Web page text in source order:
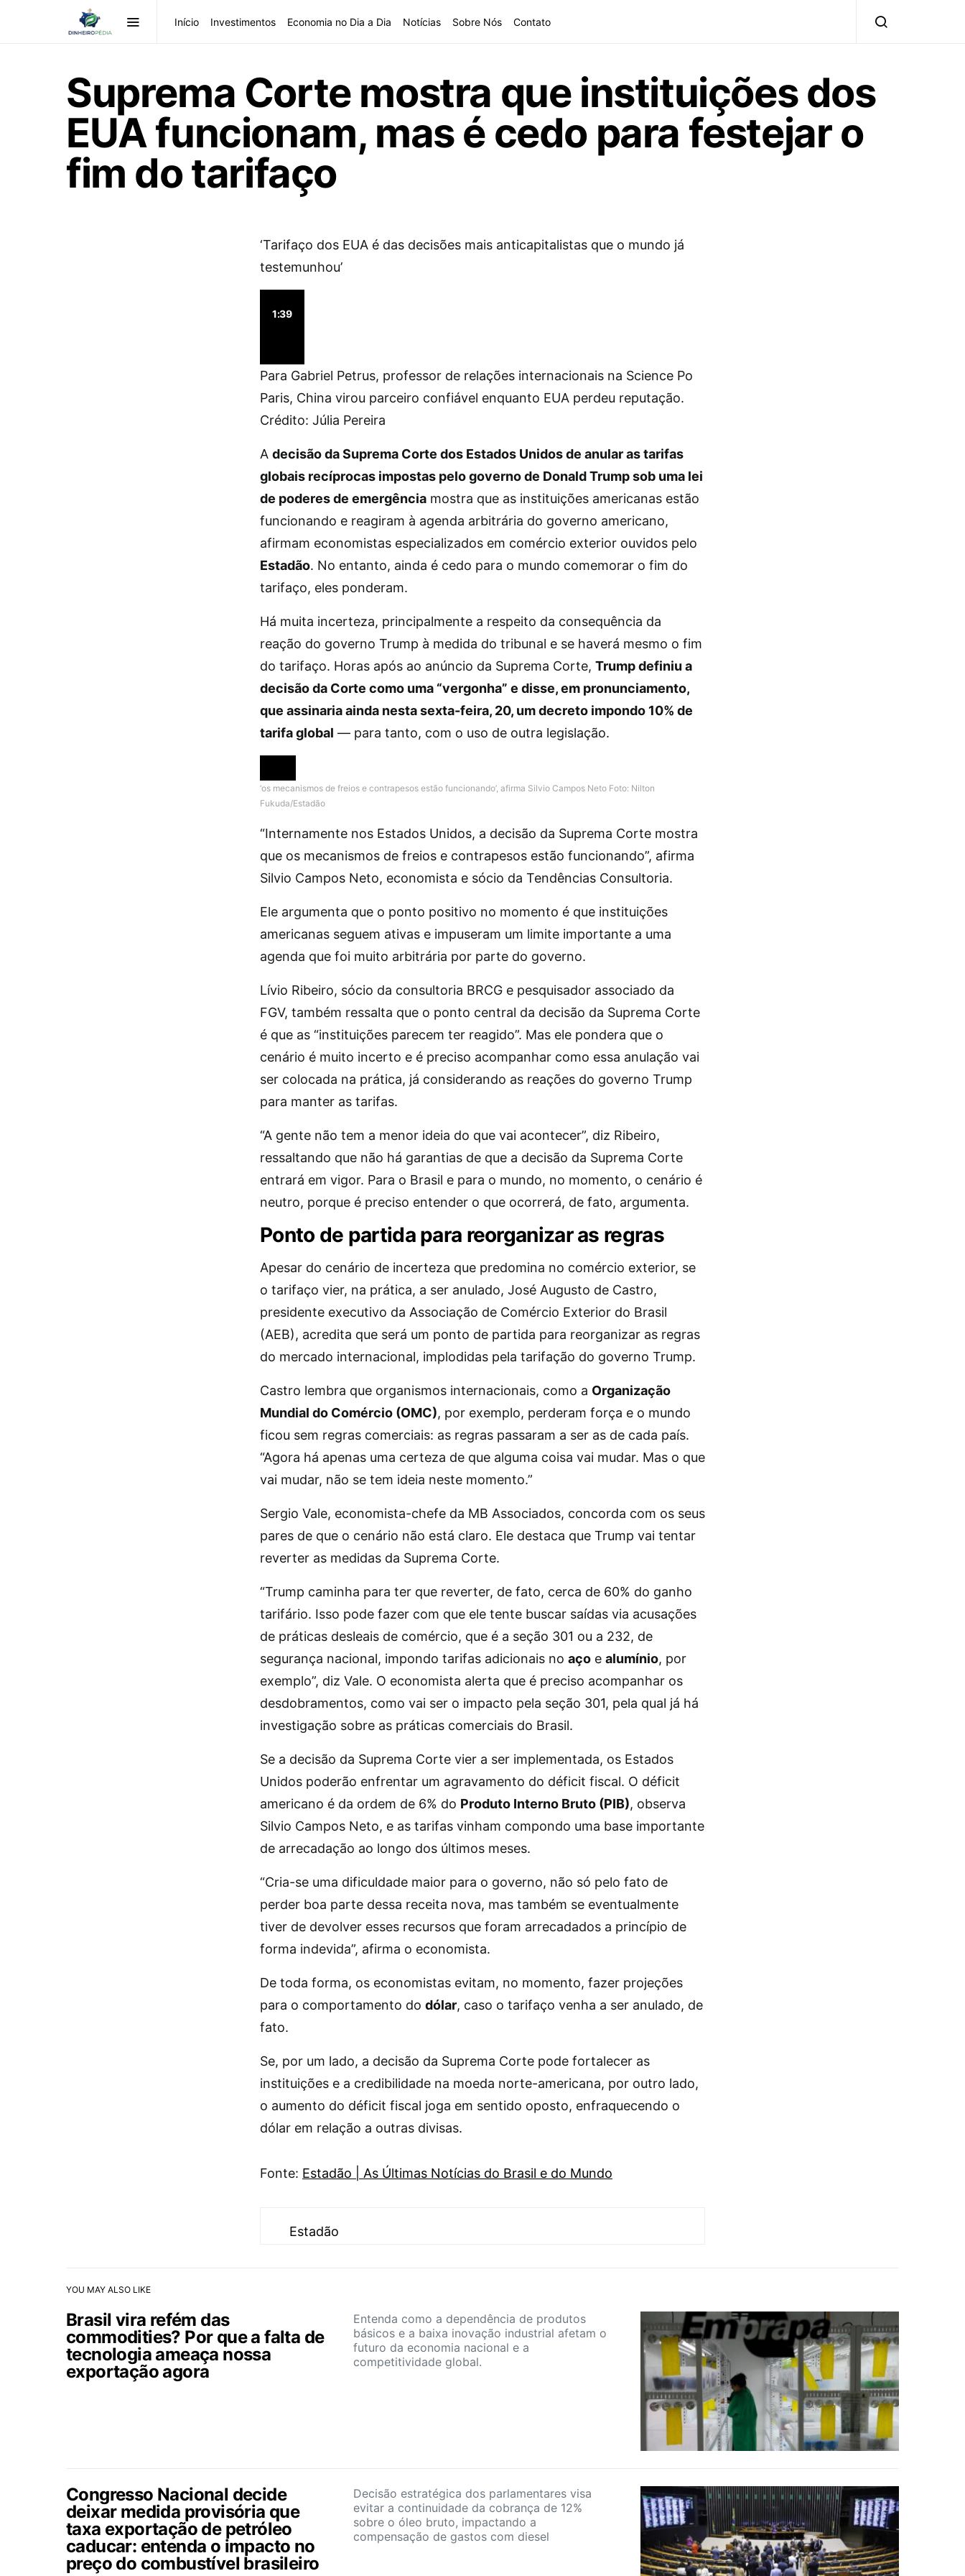
Início Investimentos Economia no Dia a Dia Notícias Sobre Nós Contato
Suprema Corte mostra que instituições dos
EUA funcionam, mas é cedo para festejar o
fim do tarifaço
‘Tarifaço dos EUA é das decisões mais anticapitalistas que o mundo já
testemunhou’
1:39
Para Gabriel Petrus, professor de relações internacionais na Science Po
Paris, China virou parceiro confiável enquanto EUA perdeu reputação.
Crédito: Júlia Pereira
A decisão da Suprema Corte dos Estados Unidos de anular as tarifas
globais recíprocas impostas pelo governo de Donald Trump sob uma lei
de poderes de emergência mostra que as instituições americanas estão
funcionando e reagiram à agenda arbitrária do governo americano,
afirmam economistas especializados em comércio exterior ouvidos pelo
Estadão. No entanto, ainda é cedo para o mundo comemorar o fim do
tarifaço, eles ponderam.
Há muita incerteza, principalmente a respeito da consequência da
reação do governo Trump à medida do tribunal e se haverá mesmo o fim
do tarifaço. Horas após ao anúncio da Suprema Corte, Trump definiu a
decisão da Corte como uma “vergonha” e disse, em pronunciamento,
que assinaria ainda nesta sexta-feira, 20, um decreto impondo 10% de
tarifa global — para tanto, com o uso de outra legislação.
‘os mecanismos de freios e contrapesos estão funcionando’, afirma Silvio Campos Neto Foto: Nilton
Fukuda/Estadão
“Internamente nos Estados Unidos, a decisão da Suprema Corte mostra
que os mecanismos de freios e contrapesos estão funcionando”, afirma
Silvio Campos Neto, economista e sócio da Tendências Consultoria.
Ele argumenta que o ponto positivo no momento é que instituições
americanas seguem ativas e impuseram um limite importante a uma
agenda que foi muito arbitrária por parte do governo.
Lívio Ribeiro, sócio da consultoria BRCG e pesquisador associado da
FGV, também ressalta que o ponto central da decisão da Suprema Corte
é que as “instituições parecem ter reagido”. Mas ele pondera que o
cenário é muito incerto e é preciso acompanhar como essa anulação vai
ser colocada na prática, já considerando as reações do governo Trump
para manter as tarifas.
“A gente não tem a menor ideia do que vai acontecer”, diz Ribeiro,
ressaltando que não há garantias de que a decisão da Suprema Corte
entrará em vigor. Para o Brasil e para o mundo, no momento, o cenário é
neutro, porque é preciso entender o que ocorrerá, de fato, argumenta.
Ponto de partida para reorganizar as regras
Apesar do cenário de incerteza que predomina no comércio exterior, se
o tarifaço vier, na prática, a ser anulado, José Augusto de Castro,
presidente executivo da Associação de Comércio Exterior do Brasil
(AEB), acredita que será um ponto de partida para reorganizar as regras
do mercado internacional, implodidas pela tarifação do governo Trump.
Castro lembra que organismos internacionais, como a Organização
Mundial do Comércio (OMC), por exemplo, perderam força e o mundo
ficou sem regras comerciais: as regras passaram a ser as de cada país.
“Agora há apenas uma certeza de que alguma coisa vai mudar. Mas o que
vai mudar, não se tem ideia neste momento.”
Sergio Vale, economista-chefe da MB Associados, concorda com os seus
pares de que o cenário não está claro. Ele destaca que Trump vai tentar
reverter as medidas da Suprema Corte.
“Trump caminha para ter que reverter, de fato, cerca de 60% do ganho
tarifário. Isso pode fazer com que ele tente buscar saídas via acusações
de práticas desleais de comércio, que é a seção 301 ou a 232, de
segurança nacional, impondo tarifas adicionais no aço e alumínio, por
exemplo”, diz Vale. O economista alerta que é preciso acompanhar os
desdobramentos, como vai ser o impacto pela seção 301, pela qual já há
investigação sobre as práticas comerciais do Brasil.
Se a decisão da Suprema Corte vier a ser implementada, os Estados
Unidos poderão enfrentar um agravamento do déficit fiscal. O déficit
americano é da ordem de 6% do Produto Interno Bruto (PIB), observa
Silvio Campos Neto, e as tarifas vinham compondo uma base importante
de arrecadação ao longo dos últimos meses.
“Cria-se uma dificuldade maior para o governo, não só pelo fato de
perder boa parte dessa receita nova, mas também se eventualmente
tiver de devolver esses recursos que foram arrecadados a princípio de
forma indevida”, afirma o economista.
De toda forma, os economistas evitam, no momento, fazer projeções
para o comportamento do dólar, caso o tarifaço venha a ser anulado, de
fato.
Se, por um lado, a decisão da Suprema Corte pode fortalecer as
instituições e a credibilidade na moeda norte-americana, por outro lado,
o aumento do déficit fiscal joga em sentido oposto, enfraquecendo o
dólar em relação a outras divisas.
Fonte: Estadão | As Últimas Notícias do Brasil e do Mundo
Estadão
YOU MAY ALSO LIKE
Brasil vira refém das
commodities? Por que a falta de
tecnologia ameaça nossa
exportação agora
Entenda como a dependência de produtos
básicos e a baixa inovação industrial afetam o
futuro da economia nacional e a
competitividade global.
Congresso Nacional decide
deixar medida provisória que
taxa exportação de petróleo
caducar: entenda o impacto no
preço do combustível brasileiro
Decisão estratégica dos parlamentares visa
evitar a continuidade da cobrança de 12%
sobre o óleo bruto, impactando a
compensação de gastos com diesel